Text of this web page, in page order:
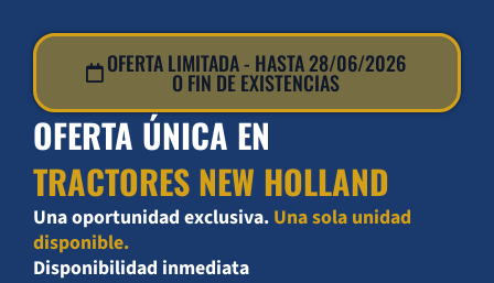
OFERTA LIMITADA - HASTA 28/06/2026
O FIN DE EXISTENCIAS
OFERTA ÚNICA EN
TRACTORES NEW HOLLAND
Una oportunidad exclusiva. Una sola unidad
disponible.
Disponibilidad inmediata